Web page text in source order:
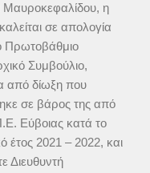
η
σε απολογία
Πρωτοβάθμιο
Συμβούλιο,
από δίωξη που
σε βάρος της από
Εύβοιας κατά το
έτος 2021 – 2022, και
Διευθυντή